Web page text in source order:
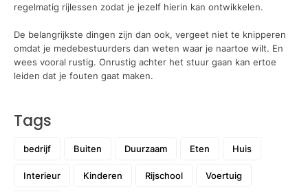
regelmatig rijlessen zodat je jezelf hierin kan ontwikkelen.
De belangrijkste dingen zijn dan ook, vergeet niet te knipperen
omdat je medebestuurders dan weten waar je naartoe wilt. En
wees vooral rustig. Onrustig achter het stuur gaan kan ertoe
leiden dat je fouten gaat maken.
Tags
bedrijf Buiten Duurzaam Eten Huis
Interieur Kinderen Rijschool Voertuig